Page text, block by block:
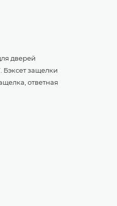
дверей
Бэксет защелки
ответная